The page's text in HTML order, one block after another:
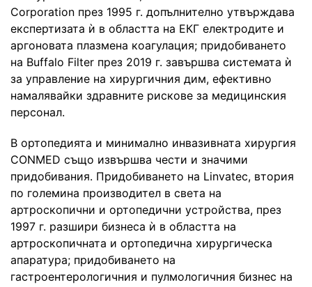
Corporation през 1995 г. допълнително утвърждава
експертизата ѝ в областта на ЕКГ електродите и
аргоновата плазмена коагулация; придобиването
на Buffalo Filter през 2019 г. завършва системата ѝ
за управление на хирургичния дим, ефективно
намалявайки здравните рискове за медицинския
персонал.
В ортопедията и минимално инвазивната хирургия
CONMED също извършва чести и значими
придобивания. Придобиването на Linvatec, втория
по големина производител в света на
артроскопични и ортопедични устройства, през
1997 г. разшири бизнеса ѝ в областта на
артроскопичната и ортопедична хирургическа
апаратура; придобиването на
гастроентерологичния и пулмологичния бизнес на